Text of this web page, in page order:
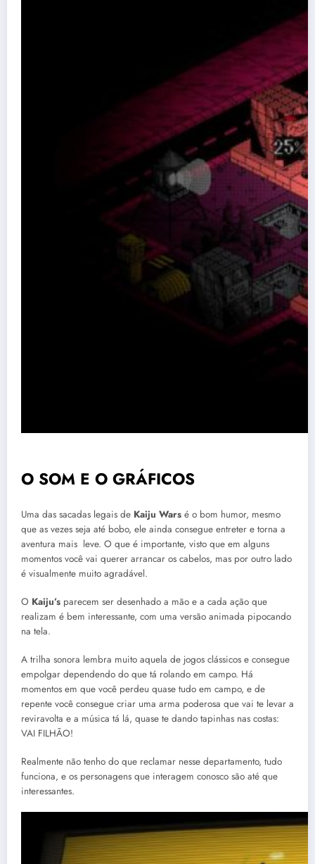
O SOM E O GRÁFICOS
Uma das sacadas legais de Kaiju Wars é o bom humor, mesmo
que as vezes seja até bobo, ele ainda consegue entreter e torna a
aventura mais leve. O que é importante, visto que em alguns
momentos você vai querer arrancar os cabelos, mas por outro lado
é visualmente muito agradável.
O Kaiju’s parecem ser desenhado a mão e a cada ação que
realizam é bem interessante, com uma versão animada pipocando
na tela.
A trilha sonora lembra muito aquela de jogos clássicos e consegue
empolgar dependendo do que tá rolando em campo. Há
momentos em que você perdeu quase tudo em campo, e de
repente você consegue criar uma arma poderosa que vai te levar a
reviravolta e a música tá lá, quase te dando tapinhas nas costas:
VAI FILHÃO!
Realmente não tenho do que reclamar nesse departamento, tudo
funciona, e os personagens que interagem conosco são até que
interessantes.